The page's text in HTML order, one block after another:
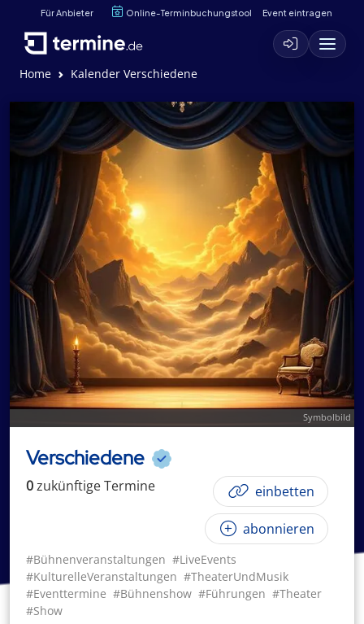
Für Anbieter Online-Terminbuchungstool Event eintragen
Home Kalender Verschiedene
Symbolbild
Verschiedene
0zukünftigeTermine einbetten
abonnieren
#Bühnenveranstaltungen #LiveEvents
#KulturelleVeranstaltungen #TheaterUndMusik
#Eventtermine #Bühnenshow #Führungen #Theater
#Show